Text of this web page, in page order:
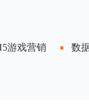
游戏营销 数